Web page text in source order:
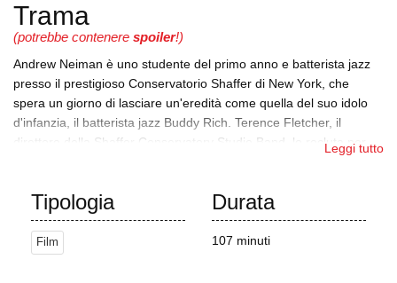
Trama
(potrebbe contenere spoiler!)
Andrew Neiman è uno studente del primo anno e batterista jazz
presso il prestigioso Conservatorio Shaffer di New York, che
spera un giorno di lasciare un'eredità come quella del suo idolo
d'infanzia, il batterista jazz Buddy Rich. Terence Fletcher, il
direttore della Shaffer Conservatory Studio Band, lo recluta per
implacabilmente severo, emotivamente manipolativo e violento
con i suoi studenti; aggredisce fisicamente e rimprovera Andrew
quando non riesce a tenere il tempo durante le prove del pezzo
principale di Hank Levy, "Whiplash".
Leggi tutto
Tipologia
Film
Durata
107 minuti